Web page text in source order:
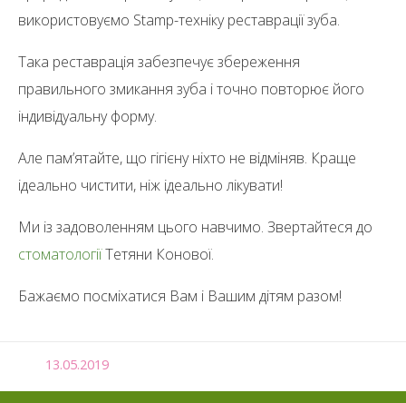
використовуємо Stamp-техніку реставрації зуба.
Така реставрація забезпечує збереження
правильного змикання зуба і точно повторює його
індивідуальну форму.
Але пам’ятайте, що гігієну ніхто не відміняв. Краще
ідеально чистити, ніж ідеально лікувати!
Ми із задоволенням цього навчимо. Звертайтеся до
стоматологіїТетяни Конової.
Бажаємо посміхатися Вам і Вашим дітям разом!
13.05.2019